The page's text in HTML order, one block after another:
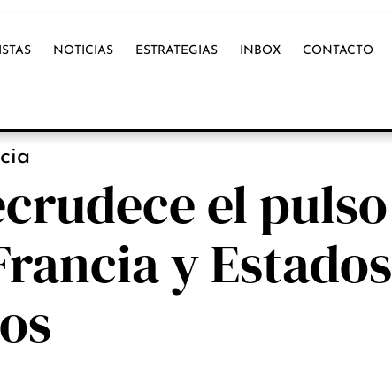
NOTICIAS ESTRATEGIAS INBOX CONTACTO
el pulso
y Estados